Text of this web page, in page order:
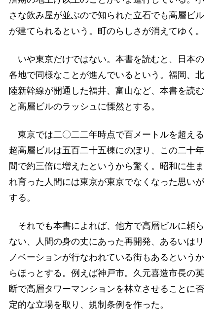
さな飲み屋が並ぶので知られた立石でも高層ビル
が建てられるという。町のらしさが消えてゆく。
いや東京だけではない。本書を読むと、日本の
各地で同様なことが進んでいるという。福岡、北
陸新幹線が開通した福井、富山など、本書を読む
と高層ビルのラッシュに慄然とする。
東京では二〇二二年時点で百メートルを超える
超高層ビルは五百二十五棟にのぼり、この二十年
間で約三倍に増えたというから驚く。昭和に生ま
れ育った人間には東京が東京でなくなった思いが
する。
それでも本書によれば、他方で高層ビルに頼ら
ない、人間の身の丈にあった再開発、あるいはリ
ノベーションが行なわれている街もあるというか
らほっとする。例えば神戸市。久元喜造市長の英
断で高層タワーマンションを林立させることに否
定的な立場を取り、規制条例を作った。